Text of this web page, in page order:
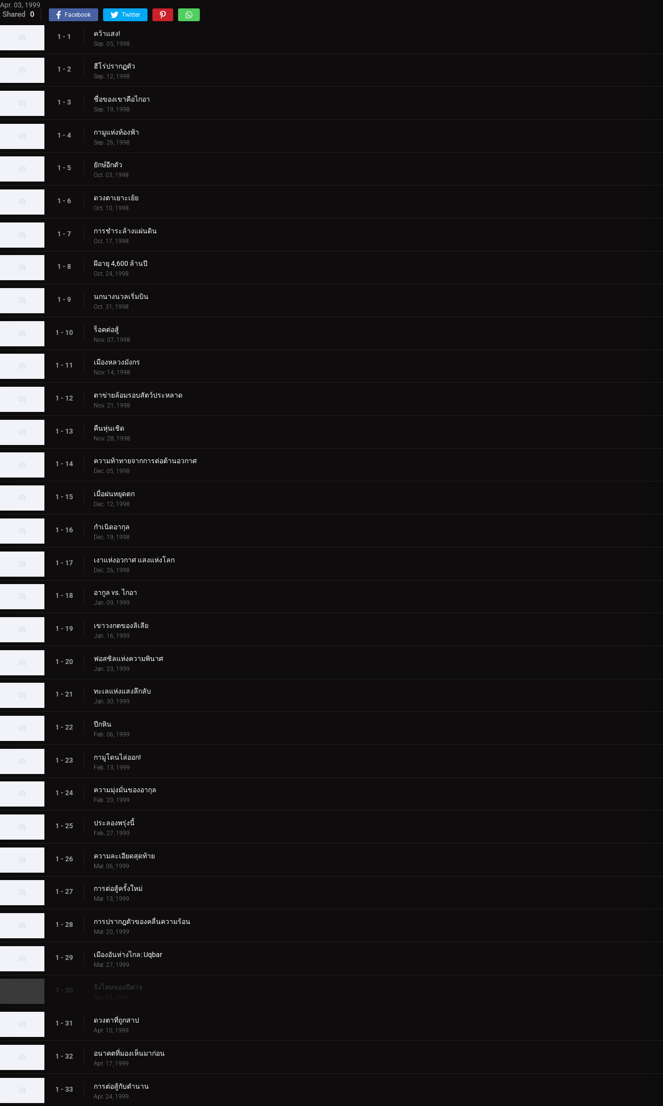
Apr. 03, 1999
Shared 0 Facebook Twitter
1 - 1 คว้าแสง!
Sep. 05, 1998
1 - 2 ฮีโร่ปรากฏตัว
Sep. 12, 1998
1 - 3 ชื่อของเขาคือไกอา
Sep. 19, 1998
1 - 4 กามูแห่งท้องฟ้า
Sep. 26, 1998
1 - 5 ยักษ์อีกตัว
Oct. 03, 1998
1 - 6 ดวงตาเยาะเย้ย
Oct. 10, 1998
1 - 7 การชำระล้างแผ่นดิน
Oct. 17, 1998
1 - 8 ผีอายุ 4,600 ล้านปี
Oct. 24, 1998
1 - 9 นกนางนวลเริ่มบิน
Oct. 31, 1998
1 - 10 ร็อคต่อสู้
Nov. 07, 1998
1 - 11 เมืองหลวงมังกร
Nov. 14, 1998
1 - 12 ตาข่ายล้อมรอบสัตว์ประหลาด
Nov. 21, 1998
1 - 13 คืนหุ่นเชิด
Nov. 28, 1998
1 - 14 ความท้าทายจากการต่อต้านอวกาศ
Dec. 05, 1998
1 - 15 เมื่อฝนหยุดตก
Dec. 12, 1998
1 - 16 กำเนิดอากุล
Dec. 19, 1998
1 - 17 เงาแห่งอวกาศ แสงแห่งโลก
Dec. 26, 1998
1 - 18 อากูล vs. ไกอา
Jan. 09, 1999
1 - 19 เขาวงกตของลิเลีย
Jan. 16, 1999
1 - 20 ฟอสซิลแห่งความพินาศ
Jan. 23, 1999
1 - 21 ทะเลแห่งแสงลึกลับ
Jan. 30, 1999
1 - 22 ปีกหิน
Feb. 06, 1999
1 - 23 กามูโดนไล่ออก!
Feb. 13, 1999
1 - 24 ความมุ่งมั่นของอากุล
Feb. 20, 1999
1 - 25 ประลองพรุ่งนี้
Feb. 27, 1999
1 - 26 ความละเอียดสุดท้าย
Mar. 06, 1999
1 - 27 การต่อสู้ครั้งใหม่
Mar. 13, 1999
1 - 28 การปรากฎตัวของคลื่นความร้อน
Mar. 20, 1999
1 - 29 เมืองอันห่างไกล: Uqbar
Mar. 27, 1999
1 - 30 รังไหมของปีศาจ
Apr. 03, 1999
1 - 31 ดวงตาที่ถูกสาป
Apr. 10, 1999
1 - 32 อนาคตที่มองเห็นมาก่อน
Apr. 17, 1999
1 - 33 การต่อสู้กับตำนาน
Apr. 24, 1999